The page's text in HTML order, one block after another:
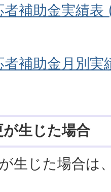
者補助金実績
者補助金月別
生じた場合
生じた場合は